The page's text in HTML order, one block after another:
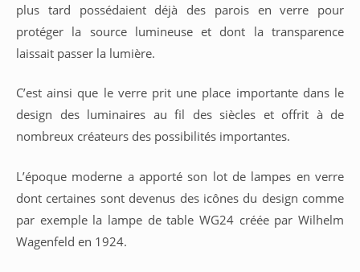
plus tard possédaient déjà des parois en verre pour
protéger la source lumineuse et dont la transparence
laissait passer la lumière.
C’est ainsi que le verre prit une place importante dans le
design des luminaires au fil des siècles et offrit à de
nombreux créateurs des possibilités importantes.
L’époque moderne a apporté son lot de lampes en verre
dont certaines sont devenus des icônes du design comme
par exemple la lampe de table WG24 créée par Wilhelm
Wagenfeld en 1924.